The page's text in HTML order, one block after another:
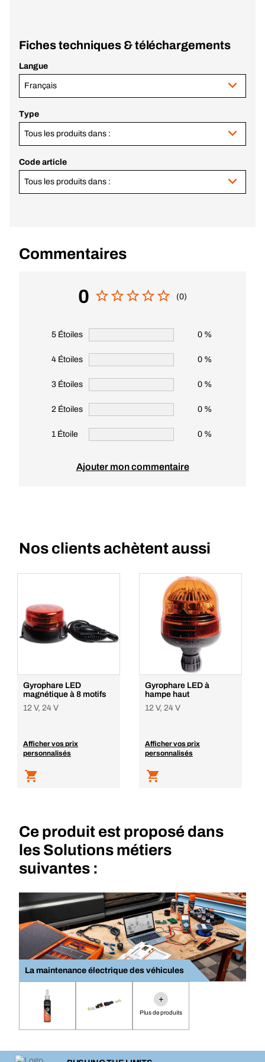
Fiches techniques & téléchargements
Langue
Français
Type
Tous les produits dans :
Code article
Tous les produits dans :
Commentaires
0 (0)
5 Étoiles 0 %
4 Étoiles 0 %
3 Étoiles 0 %
2 Étoiles 0 %
1 Étoile 0 %
Ajouter mon commentaire
Nos clients achètent aussi
Gyrophare LED
magnétique à 8 motifs
12 V, 24 V
Afficher vos prix
personnalisés
Gyrophare LED à
hampe haut
12 V, 24 V
Afficher vos prix
personnalisés
Ce produit est proposé dans
les Solutions métiers
suivantes :
La maintenance électrique des véhicules
+
Plus de produits